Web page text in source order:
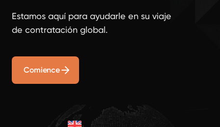
Estamos aquí para ayudarle en su viaje
de contratación global.
Comience